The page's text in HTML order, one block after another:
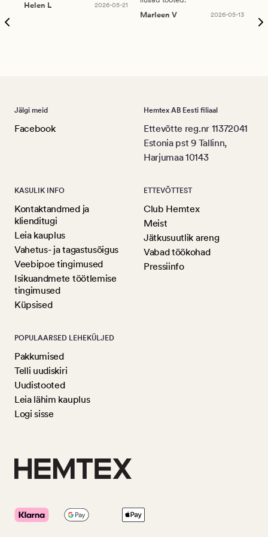
Helen L 2026-05-21
Marleen V
2026-05-13
Jälgi meid
Facebook
Hemtex AB Eesti filiaal
Ettevõtte reg.nr 11372041
Estonia pst 9 Tallinn,
Harjumaa 10143
KASULIK INFO
Kontaktandmed ja
klienditugi
Leia kauplus
Vahetus- ja tagastusõigus
Veebipoe tingimused
Isikuandmete töötlemise
tingimused
Küpsised
ETTEVÕTTEST
Club Hemtex
Meist
Jätkusuutlik areng
Vabad töökohad
Pressiinfo
POPULAARSED LEHEKÜLJED
Pakkumised
Telli uudiskiri
Uudistooted
Leia lähim kauplus
Logi sisse